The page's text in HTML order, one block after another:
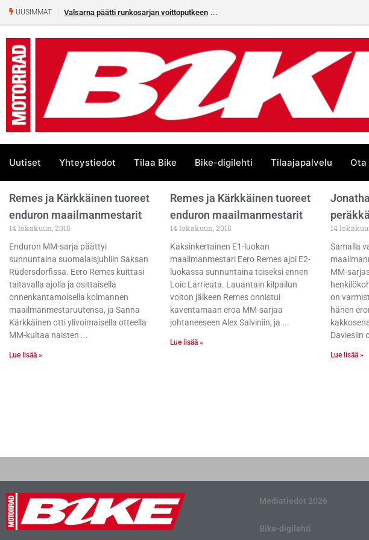
UUSIMMAT Valsarna päätti runkosarjan voittoputkeen
Uutiset Yhteystiedot Tilaa Bike Bike-digilehti Tilaajapalvelu
Remes ja Kärkkäinen tuoreet
enduron maailmanmestarit
14 lokakuun, 2018
Enduron MM-sarja päättyi
sunnuntaina suomalaisjuhliin Saksan
Rüdersdorfissa. Eero Remes kuittasi
taitavalla ajolla ja osittaisella
onnenkantamoisella kolmannen
maailmanmestaruutensa, ja Sanna
Kärkkäinen otti ylivoimaisella otteella
MM-kultaa naisten
Lue lisää »
Remes ja Kärkkäinen tuoreet
enduron maailmanmestarit
14 lokakuun, 2018
Kaksinkertainen E1-luokan
maailmanmestari Eero Remes ajoi E2-
luokassa sunnuntaina toiseksi ennen
Loic Larrieuta. Lauantain kilpailun
voiton jälkeen Remes onnistui
kaventamaan eroa MM-sarjaa
johtaneeseen Alex Salviniin, ja
Lue lisää »
14
Samalla
MM-
on
hänen
Daviesiin
Lue lisää »
Mediatiedot 2026
Bike-digilehti